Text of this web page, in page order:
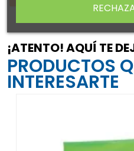
¡ATENTO! AQUÍ TE
PRODUCTOS
INTERESARTE